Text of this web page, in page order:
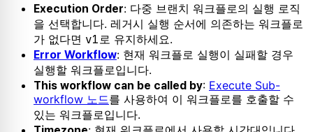
Execution Order: 다중 브랜치 워크플로의 실행 로직
을 선택합니다. 레거시 실행 순서에 의존하는 워크플로
가 없다면 v1 로 유지하세요.
Error Workflow: 현재 워크플로 실행이 실패할 경우
실행할 워크플로입니다.
This workflow can be called by: Execute Sub-
workflow 노드를 사용하여 이 워크플로를 호출할 수
있는 워크플로입니다.